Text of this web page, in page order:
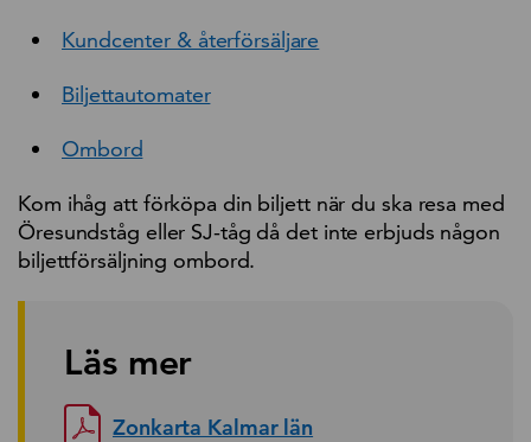
Kundcenter & återförsäljare
Biljettautomater
Ombord
Kom ihåg att förköpa din biljett när du ska resa med
Öresundståg eller SJ-tåg då det inte erbjuds någon
biljettförsäljning ombord.
Läs mer
Zonkarta Kalmar län